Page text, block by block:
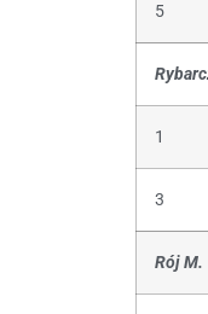
5
1
3
Rój M.